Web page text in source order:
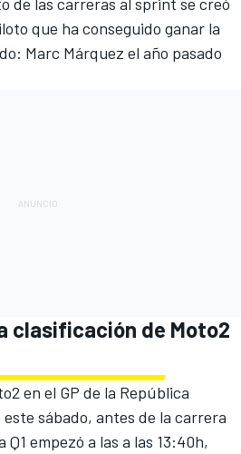
que ha conseguido ganar la
Marc Márquez el año pasado
clasificación de Moto2
en el GP de la República
sábado, antes de la carrera
empezó a las a las 13:40h,